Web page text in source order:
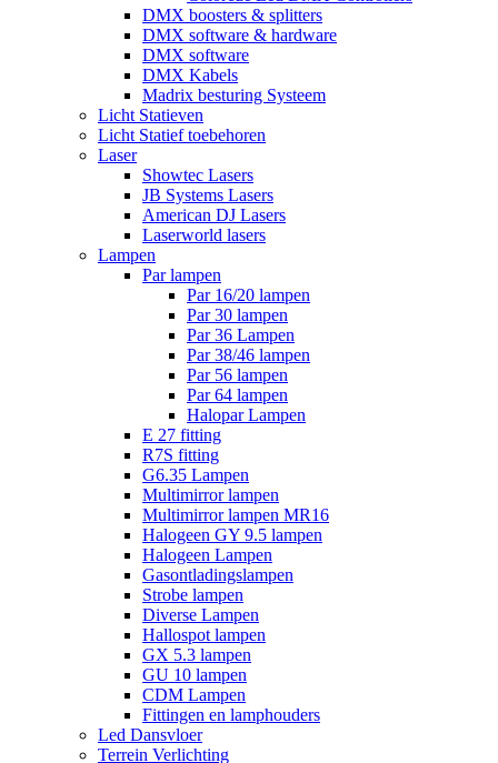
DMX boosters & splitters
DMX software & hardware
DMX software
DMX Kabels
Madrix besturing Systeem
Licht Statieven
Licht Statief toebehoren
Laser
Showtec Lasers
JB Systems Lasers
American DJ Lasers
Laserworld lasers
Lampen
Par lampen
Par 16/20 lampen
Par 30 lampen
Par 36 Lampen
Par 38/46 lampen
Par 56 lampen
Par 64 lampen
Halopar Lampen
E 27 fitting
R7S fitting
G6.35 Lampen
Multimirror lampen
Multimirror lampen MR16
Halogeen GY 9.5 lampen
Halogeen Lampen
Gasontladingslampen
Strobe lampen
Diverse Lampen
Hallospot lampen
GX 5.3 lampen
GU 10 lampen
CDM Lampen
Fittingen en lamphouders
Led Dansvloer
Terrein Verlichting